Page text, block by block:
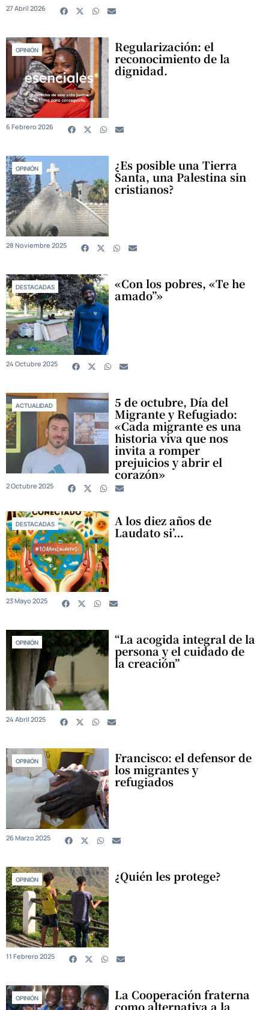
27 Abril 2026
OPINIÓN Regularización: el
reconocimiento de la
dignidad.
6 Febrero 2026
OPINIÓN ¿Es posible una Tierra
Santa, una Palestina sin
cristianos?
28 Noviembre 2025
DESTACADAS «Con los pobres, «Te he
amado”»
24 Octubre 2025
ACTUALIDAD 5 de octubre, Día del
Migrante y Refugiado:
«Cada migrante es una
historia viva que nos
invita a romper
prejuicios y abrir el
corazón»
2 Octubre 2025
DESTACADAS A los diez años de
Laudato si’…
23 Mayo 2025
OPINIÓN “La acogida integral de la
persona y el cuidado de
la creación”
24 Abril 2025
OPINIÓN Francisco: el defensor de
los migrantes y
refugiados
26 Marzo 2025
OPINIÓN ¿Quién les protege?
11 Febrero 2025
OPINIÓN La Cooperación fraterna
como alternativa a la